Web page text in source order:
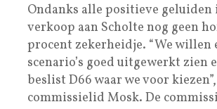
Ondanks alle positieve geluiden
verkoop aan Scholte nog geen
procent zekerheidje. “We willen
scenario’s goed uitgewerkt zien
beslist D66 waar we voor
commissielid Mosk. De